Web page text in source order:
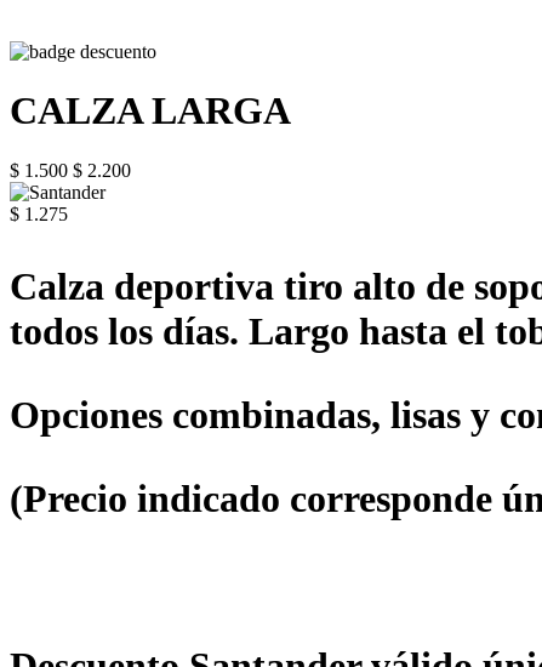
CALZA LARGA
$ 1.500 $ 2.200
$ 1.275
Calza deportiva tiro alto de
todos los días. Largo hasta el
Opciones combinadas, lisas y
(Precio indicado corresponde